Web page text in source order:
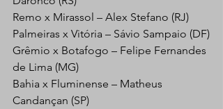
Remo x Mirassol – Alex Stefano (RJ)
Palmeiras x Vitória – Sávio Sampaio (DF)
Grêmio x Botafogo – Felipe Fernandes
de Lima (MG)
Bahia x Fluminense – Matheus
Candançan (SP)